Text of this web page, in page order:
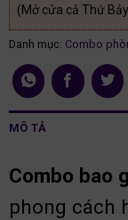
(Mở cửa cả Thứ
Danh mục: Combo
MÔ TẢ
Combo bao
phong cách